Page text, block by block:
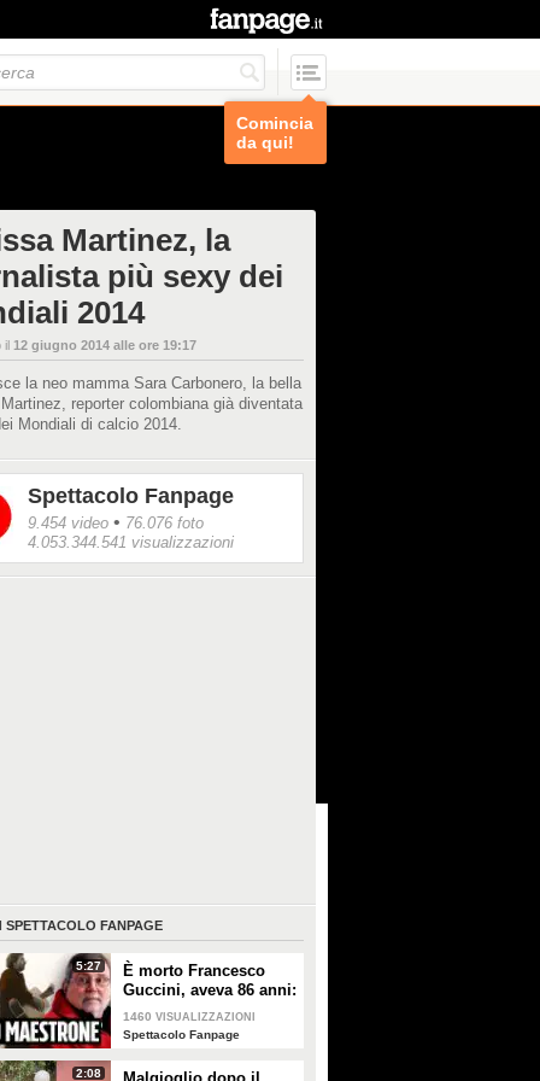
Comincia
da qui!
Martinez, la
più sexy dei
2014
il 12 giugno 2014 alle ore 19:17
la neo mamma Sara Carbonero, la bella
reporter colombiana già diventata
Mondiali di calcio 2014.
Spettacolo Fanpage
9.454 video • 76.076 foto
4.053.344.541 visualizzazioni
SPETTACOLO FANPAGE
5:27
È morto Francesco
Guccini, aveva 86 anni:
è stato uno dei
cantautori più
1460 VISUALIZZAZIONI
Spettacolo Fanpage
2:08